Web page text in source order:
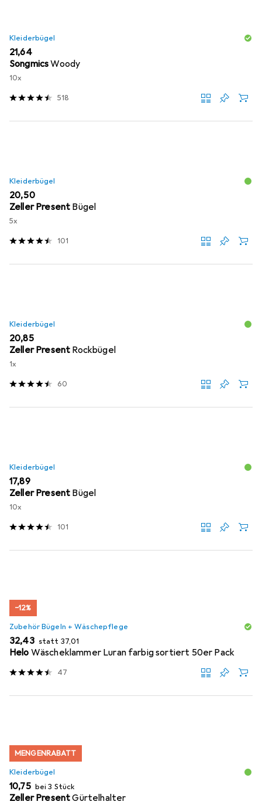
Kleiderbügel
EUR
21,64
SongmicsWoody
10x
518
Kleiderbügel
EUR
20,50
Zeller Present Bügel
5x
101
Kleiderbügel
EUR
20,85
Zeller Present Rockbügel
1x
60
Kleiderbügel
EUR
17,89
Zeller Present Bügel
10x
101
−12%
Zubehör Bügeln + Wäschepflege
EUR
32,43 statt EUR
37,01
Helo Wäscheklammer Luran farbig sortiert 50er Pack
47
MENGENRABATT
Kleiderbügel
EUR
10,75 bei 3 Stück
Zeller PresentGürtelhalter